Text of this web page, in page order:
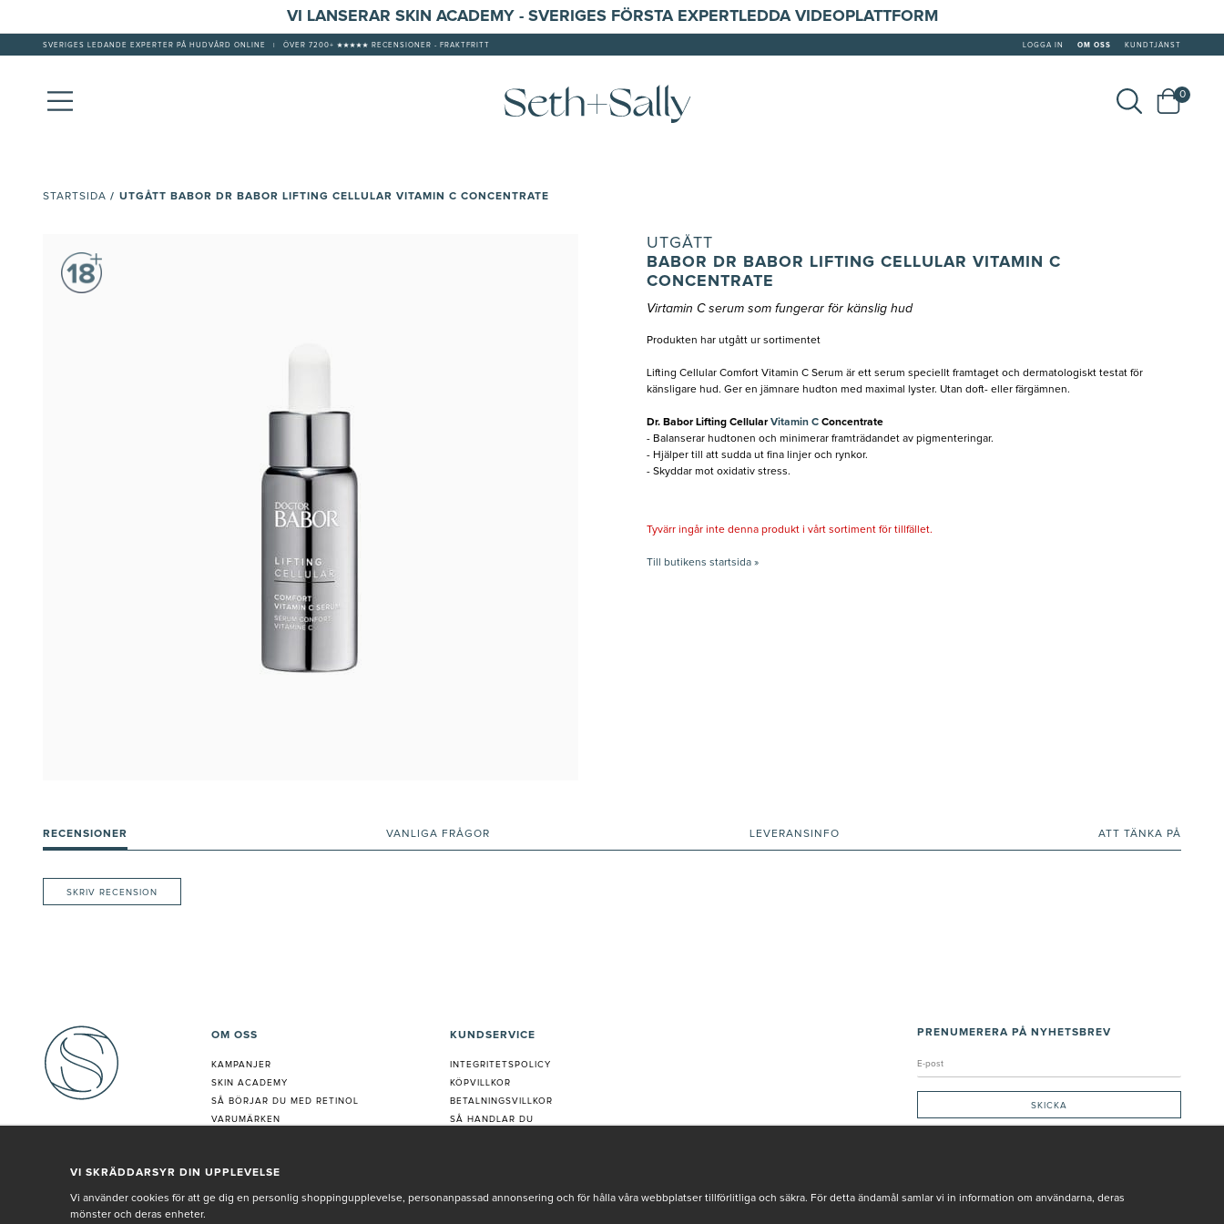
VI LANSERAR SKIN ACADEMY - SVERIGES FÖRSTA EXPERTLEDDA VIDEOPLATTFORM
SVERIGES LEDANDE EXPERTER PÅ HUDVÅRD ONLINE ÖVER 7200+ ★★★★★ RECENSIONER - FRAKTFRITT LOGGA IN OM OSS KUNDTJÄNST
0
STARTSIDA / UTGÅTT BABOR DR BABOR LIFTING CELLULAR VITAMIN C CONCENTRATE
UTGÅTT
BABOR DR BABOR LIFTING CELLULAR VITAMIN C
CONCENTRATE
Virtamin C serum som fungerar för känslig hud
Produkten har utgått ur sortimentet
Lifting Cellular Comfort Vitamin C Serum är ett serum speciellt framtaget och dermatologiskt testat för
känsligare hud. Ger en jämnare hudton med maximal lyster. Utan doft- eller färgämnen.
Dr. Babor Lifting CellularVitamin CConcentrate
- Balanserar hudtonen och minimerar framträdandet av pigmenteringar.
- Hjälper till att sudda ut fina linjer och rynkor.
- Skyddar mot oxidativ stress.
Tyvärr ingår inte denna produkt i vårt sortiment för tillfället.
Till butikens startsida »
RECENSIONER VANLIGA FRÅGOR LEVERANSINFO ATT TÄNKA PÅ
SKRIV RECENSION
OM OSS
KAMPANJER
SKIN ACADEMY
SÅ BÖRJAR DU MED RETINOL
VARUMÄRKEN
VÅR PERSONAL
KUNDSERVICE
INTEGRITETSPOLICY
KÖPVILLKOR
BETALNINGSVILLKOR
SÅ HANDLAR DU
REKLAMATION
PRENUMERERA PÅ NYHETSBREV
VI SKRÄDDARSYR DIN UPPLEVELSE
Vi använder cookies för att ge dig en personlig shoppingupplevelse, personanpassad annonsering och för hålla våra webbplatser tillförlitliga och säkra. För detta ändamål samlar vi in information om användarna, deras
mönster och deras enheter.